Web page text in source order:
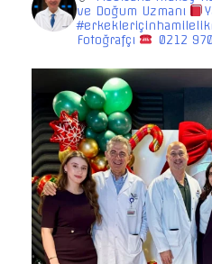
ve Doğum Uzmanı
Fotoğrafçı
0212